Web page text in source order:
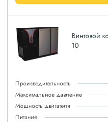
Винтовой
10
Производительность
Максимальное давление
Мощность двигателя
Питание